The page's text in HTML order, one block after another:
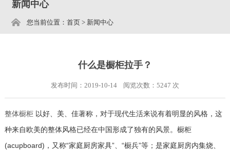
新闻中心
您当前位置： 首页> 新闻中心
什么是橱柜拉手？
发布时间：2019-10-14 阅览次数： 5247 次
整体橱柜 以好、美、佳著称，对于现代生活来说有着明显的风格，这
种来自欧美的整体风格已经在中国形成了独有的风景。橱柜
(acupboard)，又称“家庭厨房家具”、“橱兵”等；是家庭厨房内集烧、